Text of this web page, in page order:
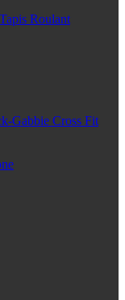
Roulant
Gabbie Cross Fit